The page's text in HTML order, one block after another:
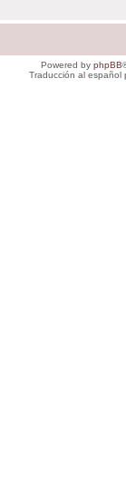
Powered by phpBB
Traducción al español